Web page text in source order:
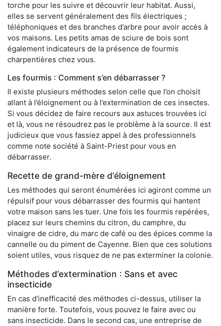
torche pour les suivre et découvrir leur habitat. Aussi,
elles se servent généralement des fils électriques ;
téléphoniques et des branches d’arbre pour avoir accès à
vos maisons. Les petits amas de sciure de bois sont
également indicateurs de la présence de fourmis
charpentières chez vous.
Les fourmis : Comment s’en débarrasser ?
Il existe plusieurs méthodes selon celle que l’on choisit
allant à l’éloignement ou à l’extermination de ces insectes.
Si vous décidez de faire recours aux astuces trouvées ici
et là, vous ne résoudrez pas le problème à la source. Il est
judicieux que vous fassiez appel à des professionnels
comme note société à Saint-Priest pour vous en
débarrasser.
Recette de grand-mère d’éloignement
Les méthodes qui seront énumérées ici agiront comme un
répulsif pour vous débarrasser des fourmis qui hantent
votre maison sans les tuer. Une fois les fourmis repérées,
placez sur leurs chemins du citron, du camphre, du
vinaigre de cidre, du marc de café ou des épices comme la
cannelle ou du piment de Cayenne. Bien que ces solutions
soient utiles, vous risquez de ne pas exterminer la colonie.
Méthodes d’extermination : Sans et avec
insecticide
En cas d’inefficacité des méthodes ci-dessus, utiliser la
manière forte. Toutefois, vous pouvez le faire avec ou
sans insecticide. Dans le second cas, une entreprise de